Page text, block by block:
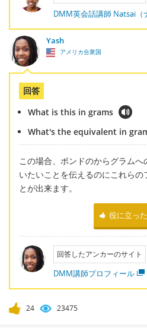
DMM英会話講師 Natsai（
Yash
アメリカ合衆国
回答
What is this in grams
What's the equivalent in
この場合、ポンドのからグラム
いたいことを伝えるのにこれらの
とが出来ます。
役に立った
回答したアンカーのサイト
DMM講師プロフィール
24 23475